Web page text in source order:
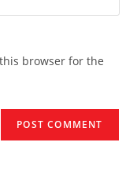
browser for the